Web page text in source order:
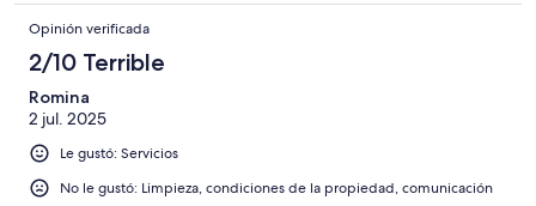
Opinión verificada
2/10 Terrible
Romina
2 jul. 2025
Le gustó: Servicios
No le gustó: Limpieza, condiciones de la propiedad, comunicación